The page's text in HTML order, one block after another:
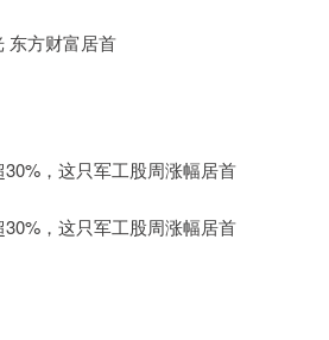
东方财富居首
，这只军工股周涨幅居首
，这只军工股周涨幅居首